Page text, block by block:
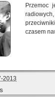
Przemoc
czasem
2013